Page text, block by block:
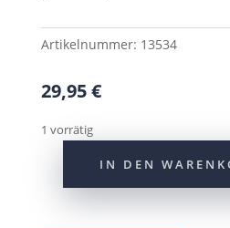
Artikelnummer: 13534
29,95€
1 vorrätig
IN DEN